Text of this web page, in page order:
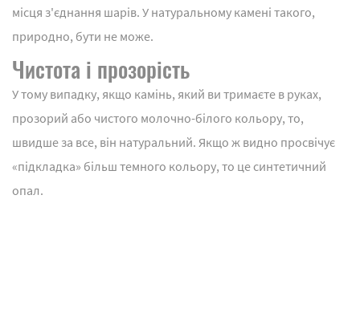
місця з'єднання шарів. У натуральному камені такого,
природно, бути не може.
Чистота і прозорість
У тому випадку, якщо камінь, який ви тримаєте в руках,
прозорий або чистого молочно-білого кольору, то,
швидше за все, він натуральний. Якщо ж видно просвічує
«підкладка» більш темного кольору, то це синтетичний
опал.